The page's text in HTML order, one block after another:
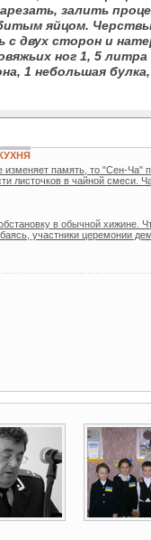
залить
яйцом.
двух сторон и
ног 1, 5
1 небольшая
память, то "Сен-Ча"
листочков в чайной смеси.
в обычной хижине.
участники церемонии
4 фото